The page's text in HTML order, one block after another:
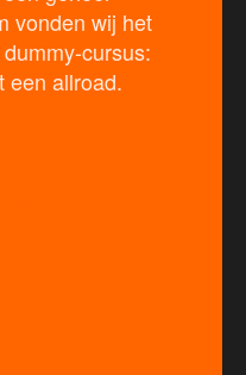
vonden wij het
cursus:
een allroad.